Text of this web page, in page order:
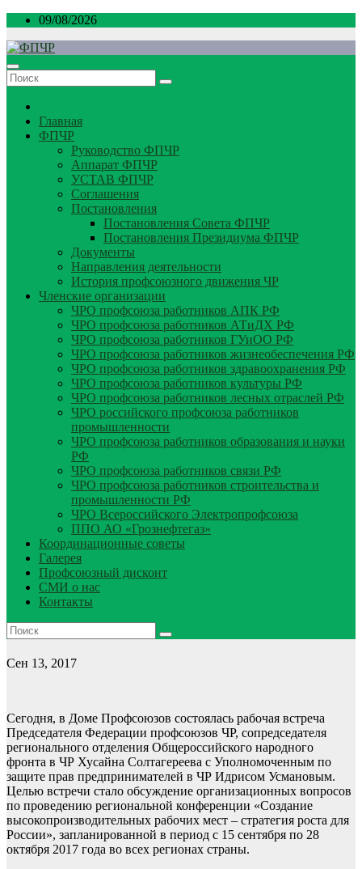
Перейти
содержимому
09/08/2026
Главная
ФПЧР
Руководство ФПЧР
Аппарат ФПЧР
УСТАВ ФПЧР
Соглашения
Постановления
Постановления Совета ФПЧР
Постановления Президиума ФПЧР
Документы
Направления деятельности
История профсоюзного движения ЧР
Членские организации
ЧРО профсоюза работников АПК РФ
ЧРО профсоюза работников АТиДХ РФ
ЧРО профсоюза работников ГУиОО РФ
ЧРО профсоюза работников жизнеобеспечения РФ
ЧРО профсоюза работников здравоохранения РФ
ЧРО профсоюза работников культуры РФ
ЧРО профсоюза работников лесных отраслей РФ
ЧРО российского профсоюза работников
промышленности
ЧРО профсоюза работников образования и науки
РФ
ЧРО профсоюза работников связи РФ
ЧРО профсоюза работников строительства и
промышленности РФ
ЧРО Всероссийского Электропрофсоюза
ППО АО «Грознефтегаз»
Координационные советы
Галерея
Профсоюзный дисконт
СМИ о нас
Контакты
Сен 13, 2017
Сегодня, в Доме Профсоюзов состоялась рабочая встреча
Председателя Федерации профсоюзов ЧР, сопредседателя
регионального отделения Общероссийского народного
фронта в ЧР Хусайна Солтагереева с Уполномоченным по
защите прав предпринимателей в ЧР Идрисом Усмановым.
Целью встречи стало обсуждение организационных вопросов
по проведению региональной конференции «Создание
высокопроизводительных рабочих мест – стратегия роста для
России», запланированной в период с 15 сентября по 28
октября 2017 года во всех регионах страны.